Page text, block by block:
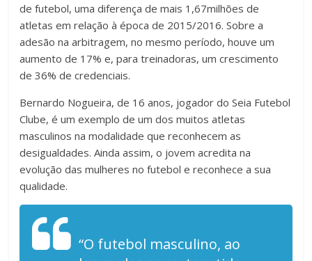
de futebol, uma diferença de mais 1,67milhões de
atletas em relação à época de 2015/2016. Sobre a
adesão na arbitragem, no mesmo período, houve um
aumento de 17% e, para treinadoras, um crescimento
de 36% de credenciais.
Bernardo Nogueira, de 16 anos, jogador do Seia Futebol
Clube, é um exemplo de um dos muitos atletas
masculinos na modalidade que reconhecem as
desigualdades. Ainda assim, o jovem acredita na
evolução das mulheres no futebol e reconhece a sua
qualidade.
“O futebol masculino, ao